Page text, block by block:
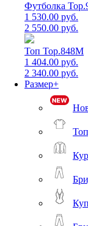
Футболка
1 530.00 руб.
2 550.00 руб.
Топ Top.848M
1 404.00 руб.
2 340.00 руб.
Размер+